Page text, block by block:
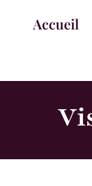
Accueil